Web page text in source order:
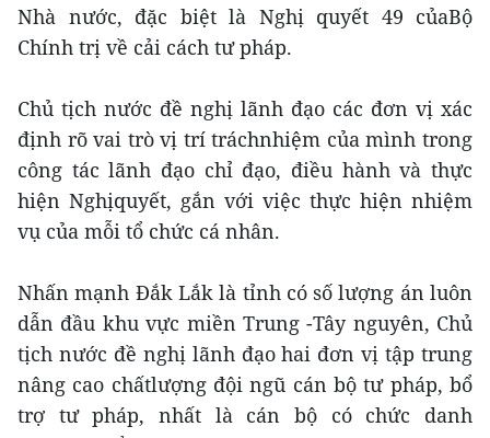
Nhà nước, đặc biệt là Nghị quyết 49 củaBộ
Chính trị về cải cách tư pháp.
Chủ tịch nước đề nghị lãnh đạo các đơn vị xác
định rõ vai trò vị trí tráchnhiệm của mình trong
công tác lãnh đạo chỉ đạo, điều hành và thực
hiện Nghịquyết, gắn với việc thực hiện nhiệm
vụ của mỗi tổ chức cá nhân.
Nhấn mạnh Đắk Lắk là tỉnh có số lượng án luôn
dẫn đầu khu vực miền Trung -Tây nguyên, Chủ
tịch nước đề nghị lãnh đạo hai đơn vị tập trung
nâng cao chấtlượng đội ngũ cán bộ tư pháp, bổ
trợ tư pháp, nhất là cán bộ có chức danh